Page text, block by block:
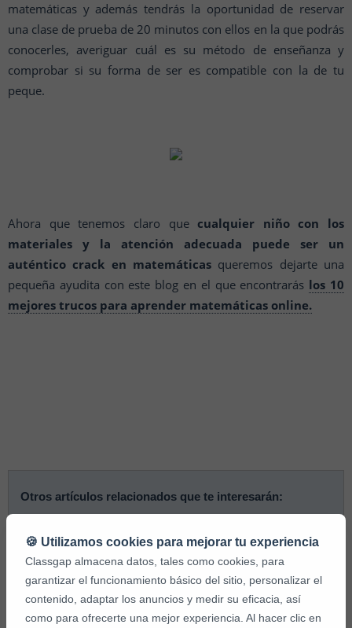
matemáticas y además tendrás la oportunidad de reservar
una clase de prueba de 20 minutos con ellos en la que podrás
conocerles, averiguar cuál es su método de enseñanza y
comprobar si su forma de ser es compatible con la de tu
peque.
Ahora que tenemos claro que cualquier niño con los
materiales y la atención adecuada puede ser un
auténtico crack en matemáticas queremos dejarte una
pequeña ayudita con este blog en el que encontrarás los 10
mejores trucos para aprender matemáticas online.
Otros artículos relacionados que te interesarán:
Cómo son las clases online de matemáticas para
niños
Los mejores trucos de matemáticas para niños de
primaria
🍪 Utilizamos cookies para mejorar tu experiencia
Classgap almacena datos, tales como cookies, para
garantizar el funcionamiento básico del sitio, personalizar el
contenido, adaptar los anuncios y medir su eficacia, así
como para ofrecerte una mejor experiencia. Al hacer clic en